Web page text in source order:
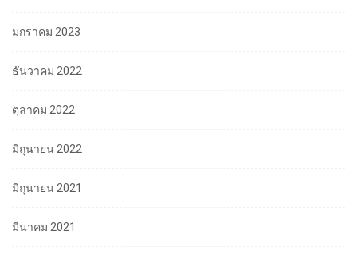
มกราคม 2023
ธันวาคม 2022
ตุลาคม 2022
มิถุนายน 2022
มิถุนายน 2021
มีนาคม 2021